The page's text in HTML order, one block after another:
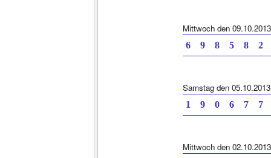
Mittwoch den 09.10.2013
6 9 8 5 8 2
Samstag den 05.10.2013
1 9 0 6 7 7
Mittwoch den 02.10.2013